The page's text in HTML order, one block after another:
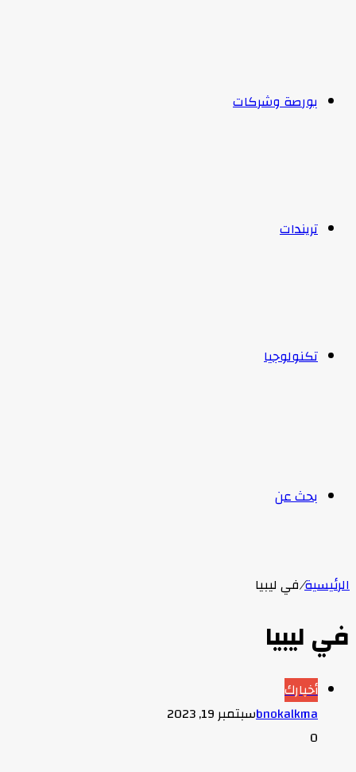
بورصة وشركات
تريندات
تكنولوجيا
بحث عن
الرئيسية/في ليبيا
في ليبيا
أخبارك
bnokalkmaسبتمبر 19, 2023
0